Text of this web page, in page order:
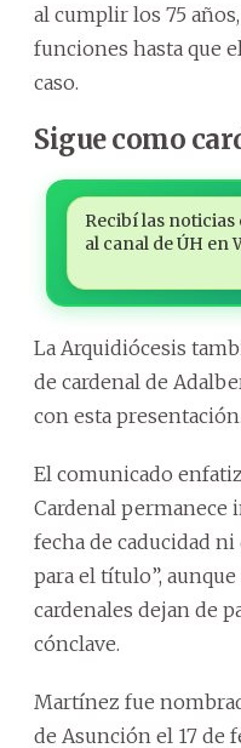
al cumplir los 75
funciones hasta que
caso.
Sigue como
Recibí las
al canal de ÚH en
La Arquidiócesis
de cardenal de
con esta presentación.
El comunicado
Cardenal permanece
fecha de caducidad
para el título”,
cardenales dejan de
cónclave.
Martínez fue
de Asunción el 17 de